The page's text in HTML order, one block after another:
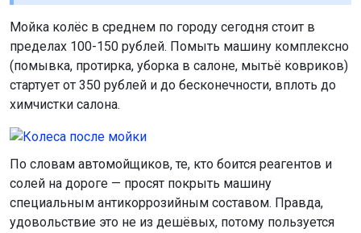
Мойка колёс в среднем по городу сегодня стоит в
пределах 100-150 рублей. Помыть машину комплексно
(помывка, протирка, уборка в салоне, мытьё ковриков)
стартует от 350 рублей и до бесконечности, вплоть до
химчистки салона.
По словам автомойщиков, те, кто боится реагентов и
солей на дороге — просят покрыть машину
специальным антикоррозийным составом. Правда,
удовольствие это не из дешёвых, потому пользуется